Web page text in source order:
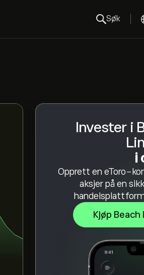
Søk
Invester i
i
Opprett en eToro-
aksjer på en
Kjøp